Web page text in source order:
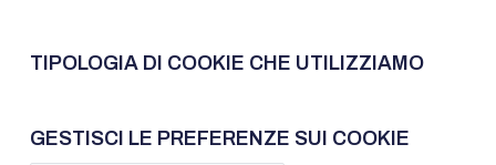
TIPOLOGIA DI COOKIE CHE UTILIZZIAMO
GESTISCI LE PREFERENZE SUI COOKIE